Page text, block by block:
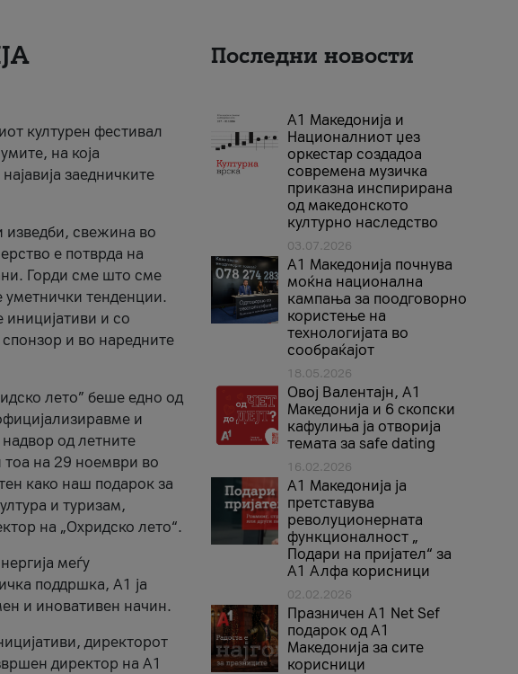
културен фестивал
на која
заедничките
изведби, свежина во
е потврда на
Горди сме што сме
уметнички тенденции.
иницијативи и со
и во наредните
лето” беше едно од
и
од летните
тоа на 29 ноември во
како наш подарок за
и туризам,
на „Охридско лето“.
меѓу
поддршка, A1 ја
и иновативен начин.
директорот
директор на A1
Последни новости
А1 Македонија и
Националниот џез
оркестар создадоа
современа музичка
приказна инспирирана
од македонското
културно наследство
03.07.2026
A1 Македонија почнува
моќна национална
кампања за поодговорно
користење на
технологијата во
сообраќајот
18.05.2026
Овој Валентајн, A1
Македонија и 6 скопски
кафулиња ја отворија
темата за safe dating
16.02.2026
А1 Македонија ја
претставува
револуционерната
функционалност „
Подари на пријател“ за
А1 Алфа корисници
02.02.2026
Празничен A1 Net Sеf
подарок од А1
Македонија за сите
корисници